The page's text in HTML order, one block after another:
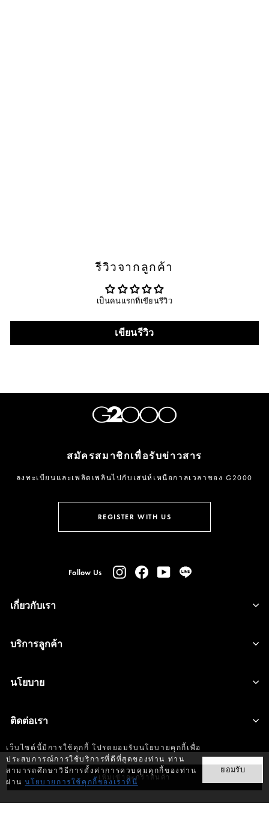
เพิ่มเข้าตะกร้าสินค้า
รีวิวจากลูกค้า
เป็นคนแรกที่เขียนรีวิว
เขียนรีวิว
สมัครสมาชิกเพื่อรับข่าวสาร
ลงทะเบียนและเพลิดเพลินไปกับเสน่ห์เหนือกาลเวลาของ G2000
REGISTER WITH US
Follow Us InstagramFacebookYouTubeLine
เกี่ยวกับเรา
บริการลูกค้า
นโยบาย
ติดต่อเรา
Copyright © 2026 G2000 Thailand. All rights reserved
เว็บไซต์นี้มีการใช้คุกกี้ โปรดยอมรับนโยบายคุกกี้เพื่อ
ประสบการณ์การใช้บริการที่ดีที่สุดของท่าน ท่าน
สามารถศึกษาวิธีการตั้งค่าการควบคุมคุกกี้ของท่าน
ผ่านนโยบายการใช้คุกกี้ของเราที่นี่
ยอมรับ